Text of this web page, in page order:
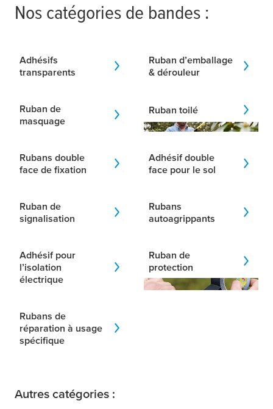
Nos catégories de bandes :
Adhésifs
transparents
Ruban d’emballage
& dérouleur
Ruban de
masquage
Ruban toilé
Rubans double
face de fixation
Adhésif double
face pour le sol
Ruban de
signalisation
Rubans
autoagrippants
Adhésif pour
l’isolation
électrique
Ruban de
protection
Rubans de
réparation à usage
spécifique
Autres catégories :